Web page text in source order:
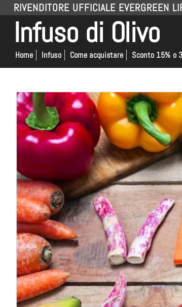
RIVENDITORE UFFICIALE EVERGREEN
Infuso di Olivo
Home Infuso Come acquistare Sconto 15% o